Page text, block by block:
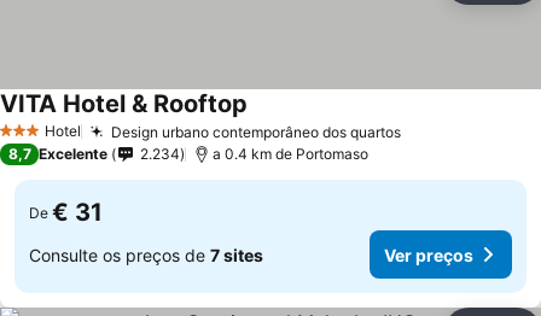
3 EstrelasHotel Design urbano contemporâneo dos quartosVer preços
VITA Hotel & Rooftop
8,7 Excelente 2.234 a 0.4 km de Portomaso
De € 31
Consulte os preços de 7 sites Ver preços